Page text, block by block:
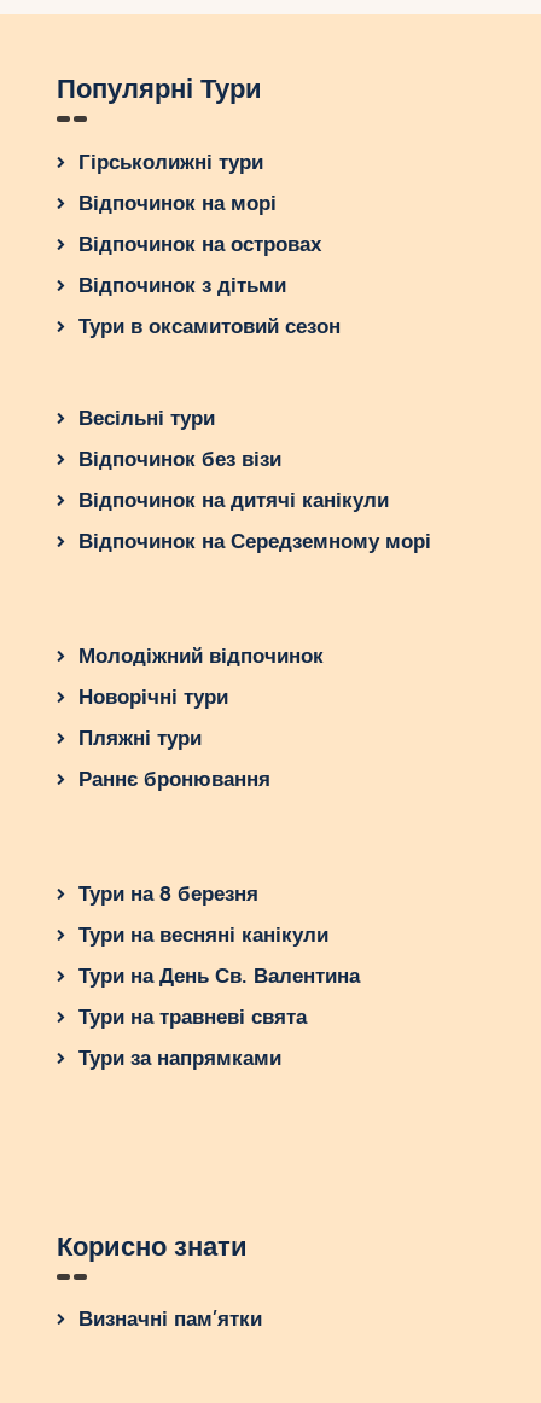
Популярні Тури
Гірськолижні тури
Відпочинок на морі
Відпочинок на островах
Відпочинок з дітьми
Тури в оксамитовий сезон
Весільні тури
Відпочинок без візи
Відпочинок на дитячі канікули
Відпочинок на Середземному морі
Молодіжний відпочинок
Новорічні тури
Пляжні тури
Раннє бронювання
Тури на 8 березня
Тури на весняні канікули
Тури на День Св. Валентина
Тури на травневі свята
Тури за напрямками
Корисно знати
Визначні пам’ятки